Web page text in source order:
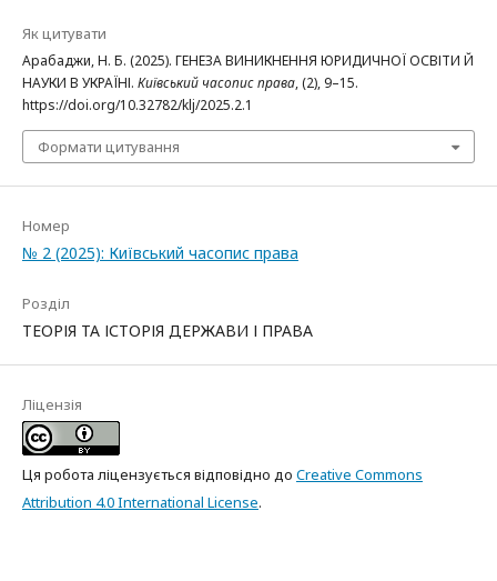
Як цитувати
Арабаджи, Н. Б. (2025). ГЕНЕЗА ВИНИКНЕННЯ ЮРИДИЧНОЇ ОСВІТИ Й
НАУКИ В УКРАЇНІ. Київський часопис права, (2), 9–15.
https://doi.org/10.32782/klj/2025.2.1
Формати цитування
Номер
№ 2 (2025): Київський часопис права
Розділ
ТЕОРІЯ ТА ІСТОРІЯ ДЕРЖАВИ І ПРАВА
Ліцензія
Ця робота ліцензується відповідно до Creative Commons
Attribution 4.0 International License.